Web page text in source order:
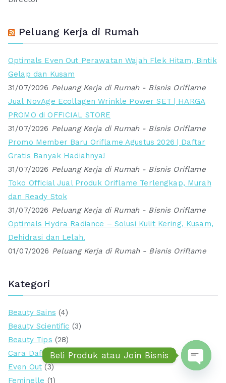
Peluang Kerja di Rumah
Optimals Even Out Perawatan Wajah Flek Hitam, Bintik
Gelap dan Kusam
31/07/2026 Peluang Kerja di Rumah - Bisnis Oriflame
Jual NovAge Ecollagen Wrinkle Power SET | HARGA
PROMO di OFFICIAL STORE
31/07/2026 Peluang Kerja di Rumah - Bisnis Oriflame
Promo Member Baru Oriflame Agustus 2026 | Daftar
Gratis Banyak Hadiahnya!
31/07/2026 Peluang Kerja di Rumah - Bisnis Oriflame
Toko Official Jual Produk Oriflame Terlengkap, Murah
dan Ready Stok
31/07/2026 Peluang Kerja di Rumah - Bisnis Oriflame
Optimals Hydra Radiance – Solusi Kulit Kering, Kusam,
Dehidrasi dan Lelah.
01/07/2026 Peluang Kerja di Rumah - Bisnis Oriflame
Kategori
Beauty Sains (4)
Beauty Scientific (3)
Beauty Tips (28)
Cara Daftar Member Oriflame
(7)
Even Out (3)
Feminelle (1)
Beli Produk atau Join Bisnis